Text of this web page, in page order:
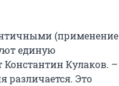
(применение
единую
Константин Кулаков. –
различается. Это